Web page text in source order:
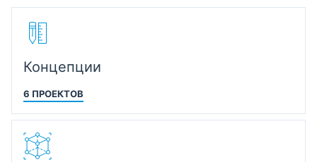
Концепции
6 ПРОЕКТОВ